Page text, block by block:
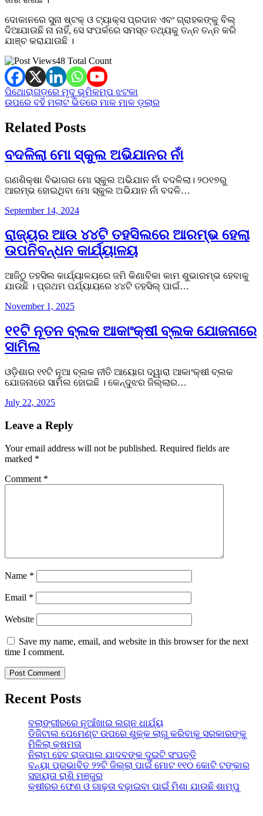
ଦୋକାନରେ ସୁନା ଷ୍ଟକ୍ ଓ ଟ୍ୟାକ୍ସ ପ୍ରଦାନ ଏବଂ ଗ୍ରାହକଙ୍କୁ ବିଲ୍
ଦିଆଯାଉଛି ନା ନାହିଁ, ସେ ସଂପର୍କରେ ସମସ୍ତ ତଥ୍ୟକୁ ତନ୍ନ ତନ୍ନ କରି
ଯାଞ୍ଚ କରାଯାଉଛି ।
48 Total Count
Post
navigation
ପିଥୋରାଗଡ଼ରେ ମୃଦୁ ଭୂମିକମ୍ପ ଝଟକା
ଉପରେ ବହି ମଲାଟ ଭିତରେ ମାଳ ମାଳ ଡ଼ଲାର
Related Posts
ବଦଳିଲା ମୋ ସ୍କୁଲ ଅଭିଯାନର ନାଁ
ଗଣଶିକ୍ଷା ବିଭାଗର ମୋ ସ୍କୁଲ ଅଭିଯାନ ନାଁ ବଦଳିଲା। ୨୦୧୭ରୁ
ଆରମ୍ଭ ହୋଇଥିବା ମୋ ସ୍କୁଲ ଅଭିଯାନ ନାଁ ବଦଳି…
September 14, 2024
ରାଜ୍ୟର ଆଉ ୪୪ଟି ତହସିଲରେ ଆରମ୍ଭ ହେଲା
ଉପନିବନ୍ଧନ କାର୍ଯ୍ୟାଳୟ
ଆଜିଠୁ ତହସିଲ କାର୍ଯ୍ୟାଳୟରେ ଜମି କିଣାବିକା କାମ ଶୁଭାରମ୍ଭ ହେବାକୁ
ଯାଉଛି । ପ୍ରଥମ ପର୍ଯ୍ୟାୟରେ ୪୪ଟି ତହସିଲ୍‌ ପାଇଁ…
November 1, 2025
୧୧ଟି ନୂତନ ବ୍ଲକ ଆକାଂକ୍ଷୀ ବ୍ଲକ ଯୋଜନାରେ
ସାମିଲ
ଓଡ଼ିଶାର ୧୧ଟି ନୂଆ ବ୍ଲକ ନୀତି ଆୟୋଗ ଦ୍ୱାରା ଆକାଂକ୍ଷୀ ବ୍ଲକ
ଯୋଜନାରେ ସାମିଲ ହୋଇଛି । କେନ୍ଦୁଝର ଜିଲ୍ଲାର…
July 22, 2025
Leave a Reply
Your email address will not be published. Required fields are
marked *
Comment *
Name *
Email *
Website
Save my name, email, and website in this browser for the next
time I comment.
Recent Posts
ବଲାଙ୍ଗୀରରେ ନୂଆଁଖାଇ ଲଗ୍ନ ଧାର୍ଯ୍ୟ
ଡିଜିଟାଲ ପେମେଣ୍ଟ ଉପରେ ଶୁଳ୍କ ଲାଗୁ କରିବାକୁ ସରକାରଙ୍କୁ
ମିଳିଲା କ୍ଷମତା
ନିଲାମ ହେବ ରାଜପାଲ ଯାଦବଙ୍କ ଦୁଇଟି ସଂପତ୍ତି
ବନ୍ୟା ପ୍ରଭାବିତ ୨୨ଟି ଜିଲ୍ଲା ପାଇଁ ମୋଟ ୧୧୦ କୋଟି ଟଙ୍କାର
ସହାୟତା ରାଶି ମଞ୍ଜୁର
କ୍ଷୀରର ଫେଣ ଓ ଗାଢ଼ତା ବଢ଼ାଇବା ପାଇଁ ମିଶା ଯାଉଛି ଶାମ୍ପୁ